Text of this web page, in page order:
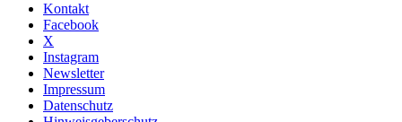
Kontakt
Facebook
X
Instagram
Newsletter
Impressum
Datenschutz